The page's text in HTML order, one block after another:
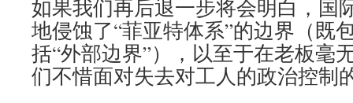
如果我们再后退一步将会明白，国
地侵蚀了“菲亚特体系”的边界（既
括“外部边界”），以至于在老板毫
们不惜面对失去对工人的政治控制